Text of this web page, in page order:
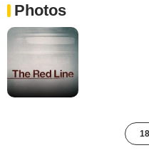
Photos